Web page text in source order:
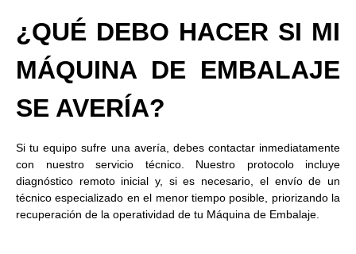
¿QUÉ DEBO HACER SI MI
MÁQUINA DE EMBALAJE
SE AVERÍA?
Si tu equipo sufre una avería, debes contactar inmediatamente
con nuestro servicio técnico. Nuestro protocolo incluye
diagnóstico remoto inicial y, si es necesario, el envío de un
técnico especializado en el menor tiempo posible, priorizando la
recuperación de la operatividad de tu Máquina de Embalaje.